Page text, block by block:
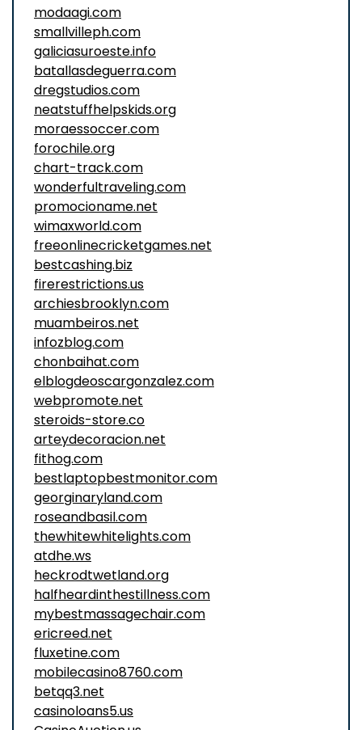
modaagi.com
smallvilleph.com
galiciasuroeste.info
batallasdeguerra.com
dregstudios.com
neatstuffhelpskids.org
moraessoccer.com
forochile.org
chart-track.com
wonderfultraveling.com
promocioname.net
wimaxworld.com
freeonlinecricketgames.net
bestcashing.biz
firerestrictions.us
archiesbrooklyn.com
muambeiros.net
infozblog.com
chonbaihat.com
elblogdeoscargonzalez.com
webpromote.net
steroids-store.co
arteydecoracion.net
fithog.com
bestlaptopbestmonitor.com
georginaryland.com
roseandbasil.com
thewhitewhitelights.com
atdhe.ws
heckrodtwetland.org
halfheardinthestillness.com
mybestmassagechair.com
ericreed.net
fluxetine.com
mobilecasino8760.com
betqq3.net
casinoloans5.us